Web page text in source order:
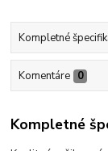
Kompletné
Komentáre 0
Kompletné